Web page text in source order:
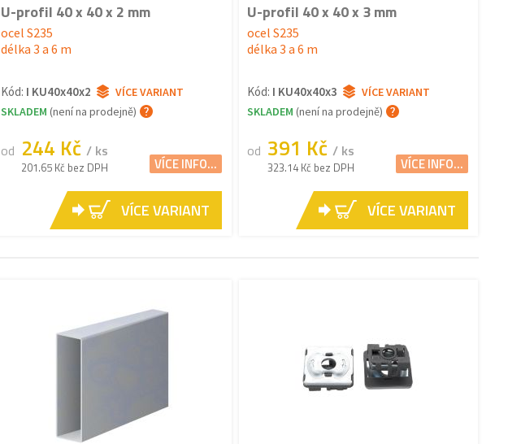
U-profil 40 x 40 x 2 mm
ocel S235
délka 3 a 6 m
Kód: I KU40x40x2
VÍCE VARIANT
SKLADEM (není na prodejně)
od 244 Kč / ks
201.65 Kč bez DPH VÍCE INFO...
VÍCE VARIANT
U-profil 40 x 40 x 3 mm
ocel S235
délka 3 a 6 m
Kód: I KU40x40x3
VÍCE VARIANT
SKLADEM (není na prodejně)
od 391 Kč / ks
323.14 Kč bez DPH VÍCE INFO...
VÍCE VARIANT